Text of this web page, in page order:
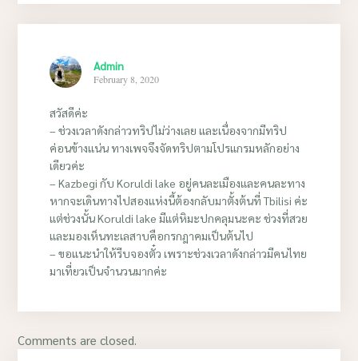
Admin
February 8, 2020
สวัสดีค่ะ
– ช่วงเวลาดังกล่าวทริปไม่ว่างเลย และเนื่องจากมีทริป
ค่อนข้างแน่น ทางเพจจึงจัดทริปตามโปรแกรมหลักอย่าง
เดียวค่ะ
– Kazbegi กับ Koruldi lake อยู่คนละเมืองและคนละทาง
หากจะเดินทางไปสองแห่งนี้ต้องกลับมาตั้งต้นที่ Tbilisi ค่ะ
แต่ช่วงนั้น Koruldi lake มีแต่หิมะปกคลุมนะคะ ช่วงที่สวย
และมองเห็นทะเลสาบคือกรกฎาคมเป็นต้นไป
– ขอแนะนำให้รีบจองตั๋ว เพราะช่วงเวลาดังกล่าวมีคนไทย
มาเที่ยวเป็นจำนวนมากค่ะ
Comments are closed.